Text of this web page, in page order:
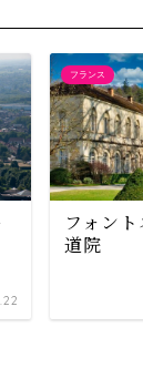
フランス
フォン
道院